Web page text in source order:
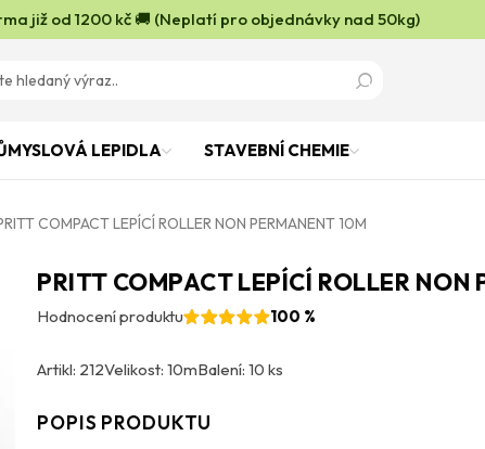
již od 1200 kč 🚚 (Neplatí pro objednávky nad 50kg)
LEPIDLA STAVEBNÍ CHEMIE
COMPACT LEPÍCÍ ROLLER NON PERMANENT 10M
PRITT COMPACT LEPÍCÍ ROLLER NON
Hodnocení produktu
100 %
Artikl: 212Velikost: 10mBalení: 10 ks
POPIS PRODUKTU